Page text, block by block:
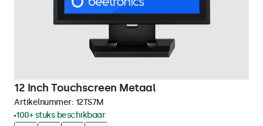
12 Inch Touchscreen Metaal
Artikelnummer: 12TS7M
100+ stuks beschikbaar